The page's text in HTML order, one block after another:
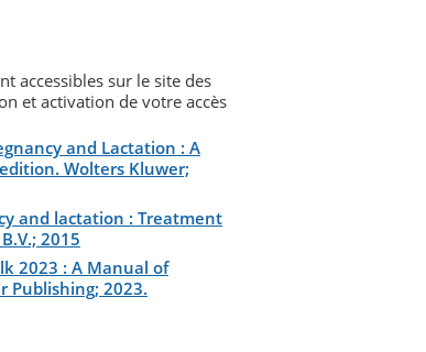
accessibles sur le site des
et activation de votre accès
and Lactation : A
Wolters Kluwer;
and lactation : Treatment
2015
2023 : A Manual of
Publishing; 2023.